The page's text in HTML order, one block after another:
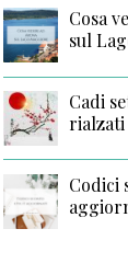
Cosa
sul
Cadi
Codici